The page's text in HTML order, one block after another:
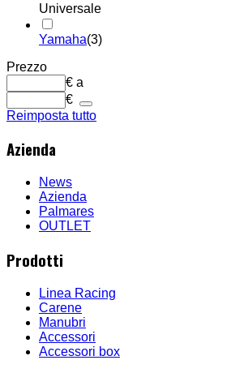
Universale
Yamaha(3)
Prezzo
€ a
€
Reimposta tutto
Azienda
News
Azienda
Palmares
OUTLET
Prodotti
Linea Racing
Carene
Manubri
Accessori
Accessori box